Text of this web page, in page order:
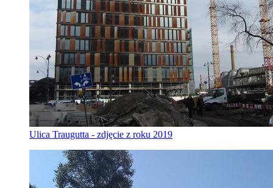
Ulica Traugutta - zdjęcie z roku 2019